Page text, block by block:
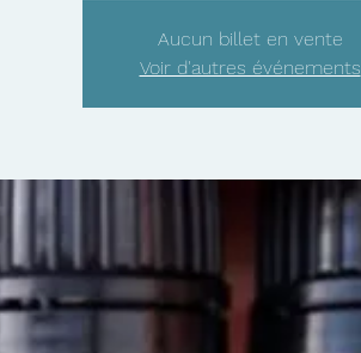
Aucun billet en vente
Voir d'autres événements